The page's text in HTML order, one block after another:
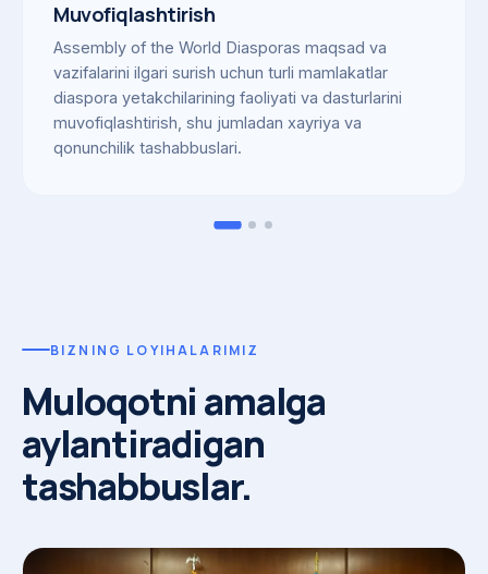
Muvofiqlashtirish
Assembly of the World Diasporas maqsad va
vazifalarini ilgari surish uchun turli mamlakatlar
diaspora yetakchilarining faoliyati va dasturlarini
muvofiqlashtirish, shu jumladan xayriya va
qonunchilik tashabbuslari.
BIZNING LOYIHALARIMIZ
Muloqotni amalga
aylantiradigan
tashabbuslar.